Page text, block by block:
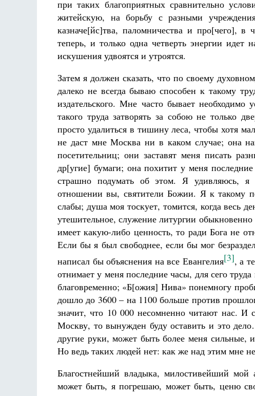
при таких благоприятных сравнительно
житейскую, на борьбу с разными
казначе[йс]тва, паломничества и про[чего],
теперь, и только одна четверть энергии идет
искушения удвоятся и утроятся.
Затем я должен сказать, что по своему
далеко не всегда бываю способен к такому
издательского. Мне часто бывает
такого труда затворять за собою не только
просто удалиться в тишину леса, чтобы хотя
не даст мне Москва ни в каком случае; она
посетительниц; они заставят меня писать
др[угие] бумаги; она похитит у меня
страшно подумать об этом. Я удивляюсь, я
отношении вы, святители Божии. Я к такому
слабы; душа моя тоскует, томится, когда весь
утешительное, служение литургии
имеет какую-либо ценность, то ради Бога не
Если бы я был свободнее, если бы мог
написал бы объяснения на все Евангелия[3], а
отнимает у меня последние часы, для сего
благовременно; «Б[ожия] Нива» понемногу
дошло до 3600 – на 1100 больше против
значит, что 10 000 несомненно читают нас.
Москву, то вынужден буду оставить и это
другие руки, может быть более меня сильные,
Но ведь таких людей нет: как же над этим мне не
Благостнейший владыка, милостивейший
может быть, я погрешаю, может быть, ценю